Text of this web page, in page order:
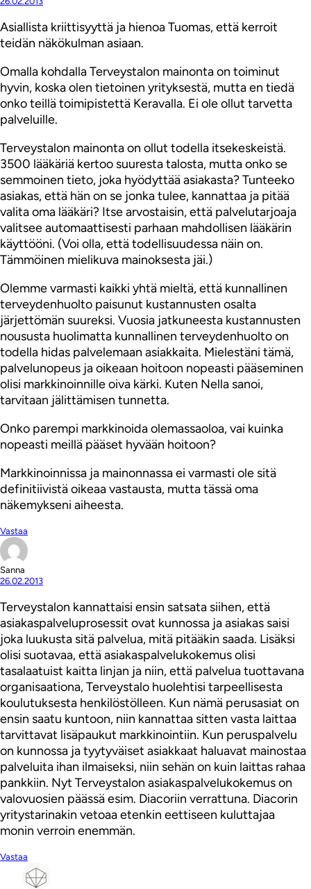
Asiallista kriittisyyttä ja hienoa Tuomas, että kerroit
teidän näkökulman asiaan.
Omalla kohdalla Terveystalon mainonta on toiminut
hyvin, koska olen tietoinen yrityksestä, mutta en tiedä
onko teillä toimipistettä Keravalla. Ei ole ollut tarvetta
palveluille.
Terveystalon mainonta on ollut todella itsekeskeistä.
3500 lääkäriä kertoo suuresta talosta, mutta onko se
semmoinen tieto, joka hyödyttää asiakasta? Tunteeko
asiakas, että hän on se jonka tulee, kannattaa ja pitää
valita oma lääkäri? Itse arvostaisin, että palvelutarjoaja
valitsee automaattisesti parhaan mahdollisen lääkärin
käyttööni. (Voi olla, että todellisuudessa näin on.
Tämmöinen mielikuva mainoksesta jäi.)
Olemme varmasti kaikki yhtä mieltä, että kunnallinen
terveydenhuolto paisunut kustannusten osalta
järjettömän suureksi. Vuosia jatkuneesta kustannusten
noususta huolimatta kunnallinen terveydenhuolto on
todella hidas palvelemaan asiakkaita. Mielestäni tämä,
palvelunopeus ja oikeaan hoitoon nopeasti pääseminen
olisi markkinoinnille oiva kärki. Kuten Nella sanoi,
tarvitaan jälittämisen tunnetta.
Onko parempi markkinoida olemassaoloa, vai kuinka
nopeasti meillä pääset hyvään hoitoon?
Markkinoinnissa ja mainonnassa ei varmasti ole sitä
definitiivistä oikeaa vastausta, mutta tässä oma
näkemykseni aiheesta.
Vastaa
Sanna
26.02.2013
Terveystalon kannattaisi ensin satsata siihen, että
asiakaspalveluprosessit ovat kunnossa ja asiakas saisi
joka luukusta sitä palvelua, mitä pitääkin saada. Lisäksi
olisi suotavaa, että asiakaspalvelukokemus olisi
tasalaatuist kaitta linjan ja niin, että palvelua tuottavana
organisaationa, Terveystalo huolehtisi tarpeellisesta
koulutuksesta henkilöstölleen. Kun nämä perusasiat on
ensin saatu kuntoon, niin kannattaa sitten vasta laittaa
tarvittavat lisäpaukut markkinointiin. Kun peruspalvelu
on kunnossa ja tyytyväiset asiakkaat haluavat mainostaa
palveluita ihan ilmaiseksi, niin sehän on kuin laittas rahaa
pankkiin. Nyt Terveystalon asiakaspalvelukokemus on
valovuosien päässä esim. Diacoriin verrattuna. Diacorin
yritystarinakin vetoaa etenkin eettiseen kuluttajaa
monin verroin enemmän.
Vastaa